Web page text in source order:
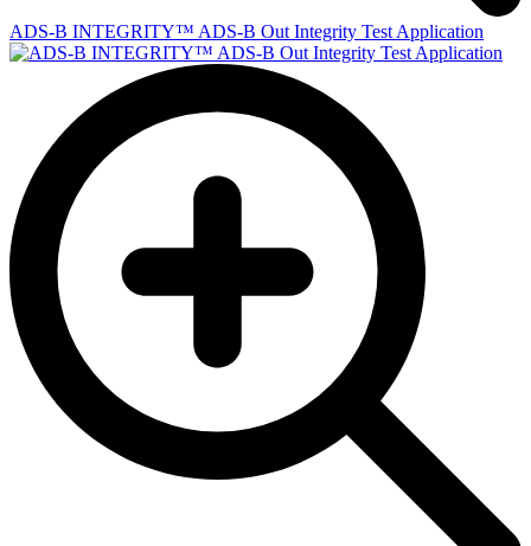
ADS-B INTEGRITY™ ADS-B Out Integrity Test Application